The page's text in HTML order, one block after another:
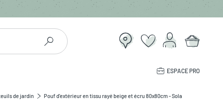
ESPACE PRO
de jardin Pouf d'extérieur en tissu rayé beige et écru 80x80cm - Sola